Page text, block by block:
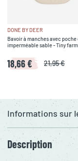
DONE BY DEER
Bavoir à manches avec poche
imperméable sable - Tiny farm
18,66 € 21,95 €
Informations sur
Description